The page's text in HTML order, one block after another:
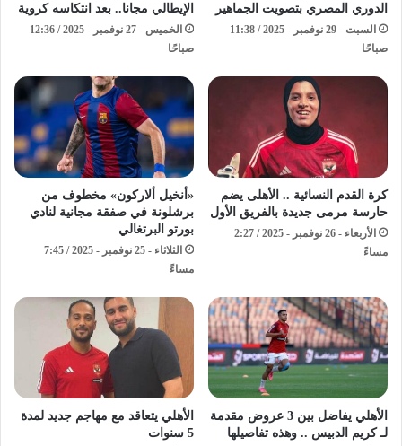
الدوري المصري بتصويت الجماهير
السبت - 29 نوفمبر - 2025 / 11:38
صباحًا
الإيطالي مجانا.. بعد انتكاسه كروية
الخميس - 27 نوفمبر - 2025 / 12:36
صباحًا
كرة القدم النسائية .. الأهلى يضم
حارسة مرمى جديدة بالفريق الأول
الأربعاء - 26 نوفمبر - 2025 / 2:27
مساءً
«أنخيل ألاركون» مخطوف من
برشلونة في صفقة مجانية لنادي
بورتو البرتغالي
الثلاثاء - 25 نوفمبر - 2025 / 7:45
مساءً
الأهلي يفاضل بين 3 عروض مقدمة
لـ كريم الدبيس .. وهذه تفاصيلها
الأهلي يتعاقد مع مهاجم جديد لمدة
5 سنوات